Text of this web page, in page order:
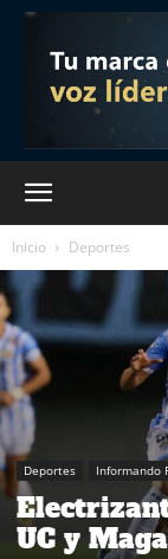
Inicio Deportes
Deportes Informando
UC y